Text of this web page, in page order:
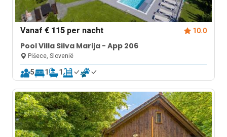
Vanaf€ 115 per nacht 10.0
Pool Villa Silva Marija - App 206
Pišece, Slovenië
5 1 1